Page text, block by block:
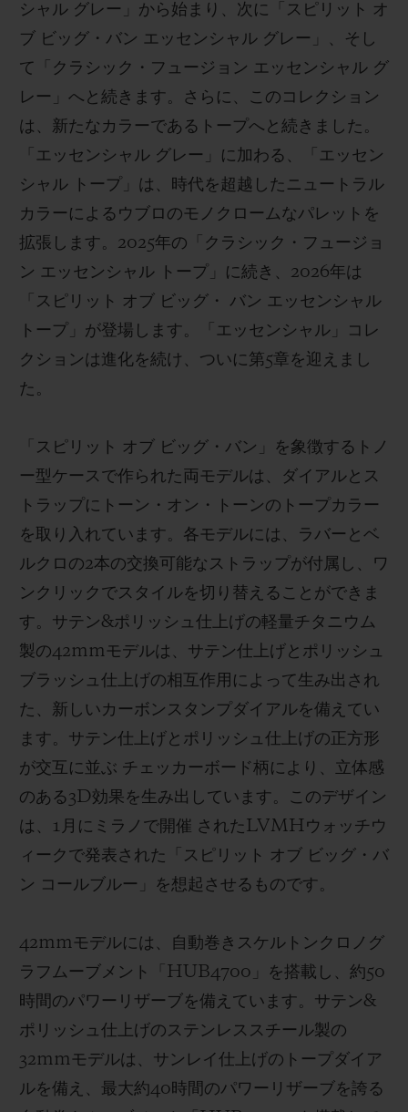
シャル グレー」から始まり、次に「スピリット オ
ブ ビッグ・バン エッセンシャル グレー」、そし
て「クラシック・フュージョン エッセンシャル グ
レー」へと続きます。さらに、このコレクション
は、新たなカラーであるトープへと続きました。
「エッセンシャル グレー」に加わる、「エッセン
シャル トープ」は、時代を超越したニュートラル
カラーによるウブロのモノクロームなパレットを
拡張します。2025年の「クラシック・フュージョ
ン エッセンシャル トープ」に続き、2026年は
「スピリット オブ ビッグ・ バン エッセンシャル
トープ」が登場します。「エッセンシャル」コレ
クションは進化を続け、ついに第5章を迎えまし
た。
「スピリット オブ ビッグ・バン」を象徴するトノ
ー型ケースで作られた両モデルは、ダイアルとス
トラップにトーン・オン・トーンのトープカラー
を取り入れています。各モデルには、ラバーとベ
ルクロの2本の交換可能なストラップが付属し、ワ
ンクリックでスタイルを切り替えることができま
す。サテン&ポリッシュ仕上げの軽量チタニウム
製の42mmモデルは、サテン仕上げとポリッシュ
ブラッシュ仕上げの相互作用によって生み出され
た、新しいカーボンスタンプダイアルを備えてい
ます。サテン仕上げとポリッシュ仕上げの正方形
が交互に並ぶ チェッカーボード柄により、立体感
のある3D効果を生み出しています。このデザイン
は、1月にミラノで開催 されたLVMHウォッチウ
ィークで発表された「スピリット オブ ビッグ・バ
ン コールブルー」を想起させるものです。
42mmモデルには、自動巻きスケルトンクロノグ
ラフムーブメント「HUB4700」を搭載し、 約50
時間のパワーリザーブを備えています。サテン&
ポリッシ ュ仕上げのステンレススチール製の
32mmモデルは、サンレイ仕上げのトープダイア
ルを備え、最大約40時間のパワーリザーブを誇る